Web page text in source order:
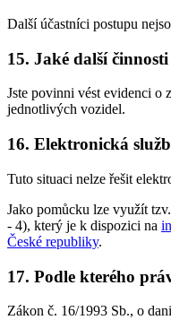
Další účastníci postupu
15. Jaké další
Jste povinni vést evidenci o
jednotlivých vozidel.
16. Elektronická
Tuto situaci nelze řešit
Jako pomůcku lze využít
- 4), který je k dispozici na
České republiky.
17. Podle kterého
Zákon č. 16/1993 Sb., o